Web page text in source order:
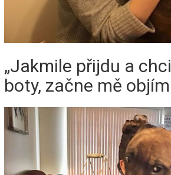
„Jakmile přijdu a
boty, začne mě